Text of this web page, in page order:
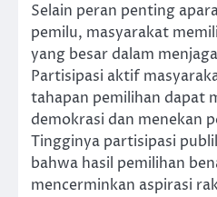
Selain peran penting
pemilu, masyarakat
yang besar dalam
Partisipasi aktif
tahapan pemilihan dapat
demokrasi dan menekan
Tingginya partisipasi
bahwa hasil pemilihan
mencerminkan aspirasi